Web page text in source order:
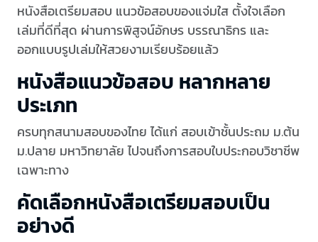
หนังสือเตรียมสอบ แนวข้อสอบของแจ่มใส ตั้งใจเลือก
เล่มที่ดีที่สุด ผ่านการพิสูจน์อักษร บรรณาธิกร และ
ออกแบบรูปเล่มให้สวยงามเรียบร้อยแล้ว
หนังสือแนวข้อสอบ หลากหลาย
ประเภท
ครบทุกสนามสอบของไทย ได้แก่ สอบเข้าชั้นประถม ม.ต้น
ม.ปลาย มหาวิทยาลัย ไปจนถึงการสอบใบประกอบวิชาชีพ
เฉพาะทาง
คัดเลือกหนังสือเตรียมสอบเป็น
อย่างดี